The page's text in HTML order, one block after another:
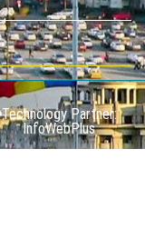
Technology Partner:
InfoWebPlus